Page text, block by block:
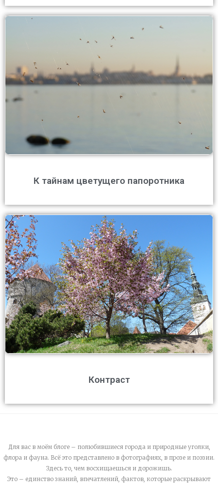
К тайнам цветущего папоротника
Контраст
Для вас в моём блоге – полюбившиеся города и природные уголки,
флора и фауна. Всё это представлено в фотографиях, в прозе и поэзии.
Здесь то, чем восхищаешься и дорожишь.
Это – единство знаний, впечатлений, фактов, которые раскрывают